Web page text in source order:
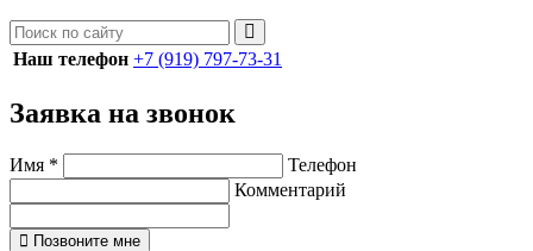
Наш телефон +7 (919) 797-73-31
Заявка на звонок
Имя *
Телефон
Комментарий
Позвоните мне